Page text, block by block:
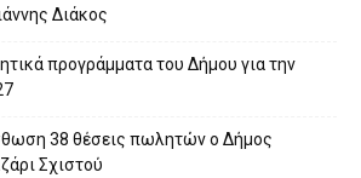
Διάκος
προγράμματα του Δήμου για την
38 θέσεις πωλητών ο Δήμος
Σχιστού